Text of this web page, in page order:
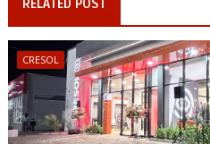
RELATED POST
CRESOL